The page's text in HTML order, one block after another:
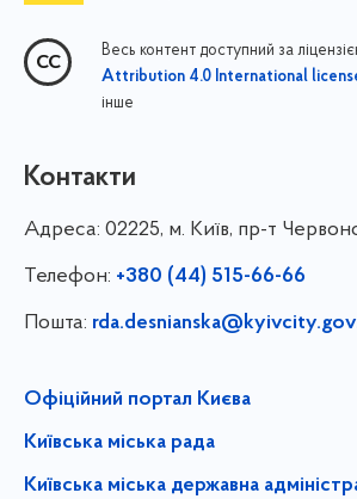
Весь контент доступний за
Attribution 4.0 International
інше
Контакти
Адреса: 02225, м. Київ, пр-т
Телефон: +380 (44) 515-66-66
Пошта:
Офіційний портал Києва
Київська міська рада
Київська міська державна